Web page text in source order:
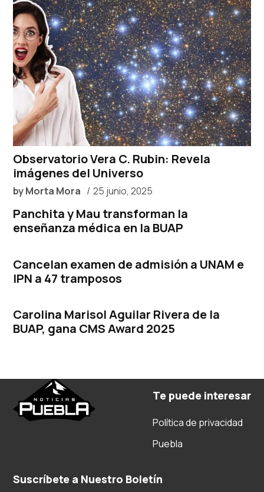
Observatorio Vera C. Rubin: Revela
imágenes del Universo
byMorta Mora 25 junio, 2025
Panchita y Mau transforman la
enseñanza médica en la BUAP
Cancelan examen de admisión a UNAM e
IPN a 47 tramposos
Carolina Marisol Aguilar Rivera de la
BUAP, gana CMS Award 2025
Te puede interesar
Política de privacidad
Puebla
Suscríbete a Nuestro Boletín